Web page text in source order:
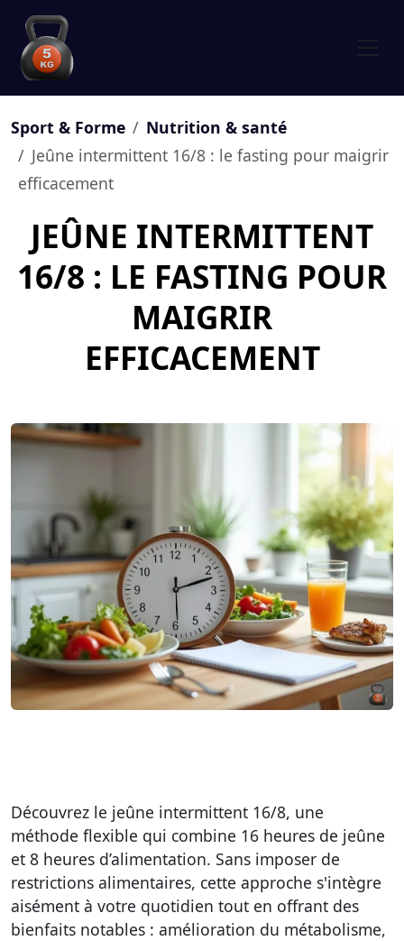
Sport & Forme
Nutrition & santé
Jeûne intermittent 16/8 : le fasting pour maigrir
efficacement
JEÛNE INTERMITTENT
16/8 : LE FASTING POUR
MAIGRIR
EFFICACEMENT
Découvrez le jeûne intermittent 16/8, une
méthode flexible qui combine 16 heures de jeûne
et 8 heures d’alimentation. Sans imposer de
restrictions alimentaires, cette approche s'intègre
aisément à votre quotidien tout en offrant des
bienfaits notables : amélioration du métabolisme,